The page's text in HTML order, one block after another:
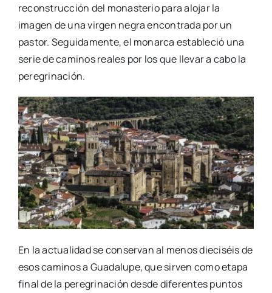
reconstrucción del monasterio para alojar la
imagen de una virgen negra encontrada por un
pastor. Seguidamente, el monarca estableció una
serie de caminos reales por los que llevar a cabo la
peregrinación.
En la actualidad se conservan al menos dieciséis de
esos caminos a Guadalupe, que sirven como etapa
final de la peregrinación desde diferentes puntos